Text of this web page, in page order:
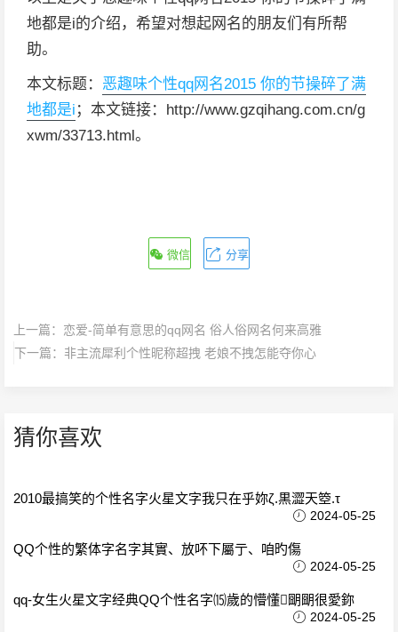
地都是i的介绍，希望对想起网名的朋友们有所帮
助。
本文标题： 恶趣味个性qq网名2015 你的节操碎了满
地都是i ；本文链接：http://www.gzqihang.com.cn/g
xwm/33713.html。
微信 分享
上一篇： 恋爱-简单有意思的qq网名 俗人俗网名何来高雅
下一篇： 非主流犀利个性昵称超拽 老娘不拽怎能夺你心
猜你喜欢
2010最搞笑的个性名字火星文字我只在乎妳ζ.黒澀天箜.τ
2024-05-25
QQ个性的繁体字名字其實、放吥下屬亍、咱旳傷
2024-05-25
qq-女生火星文字经典QQ个性名字⒂歲的懵懂朙朙很愛鉨
2024-05-25